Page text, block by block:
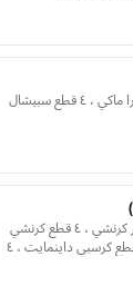
٦ قطع سبايسي مونو ، ٤ قطع تمبورا ماكي ، ٤ قطع سبيشال
٤ قطع داينمايت رول ، ٤ قطع سوبر كرنشي ، ٤ قطع كرنشي
ماكي ، ٤ قطع كرنشي سالمون ، ٤ قطع كرسبي داينمايت ، ٤